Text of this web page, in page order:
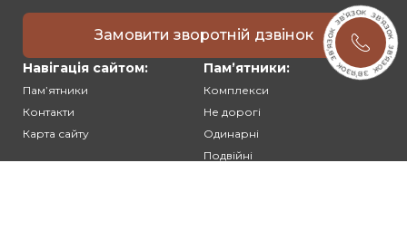
Замовити зворотній дзвінок
Навігація сайтом:
Памʼятники
Контакти
Карта сайту
Памʼятники:
Комплекси
Не дорогі
Одинарні
Подвійні